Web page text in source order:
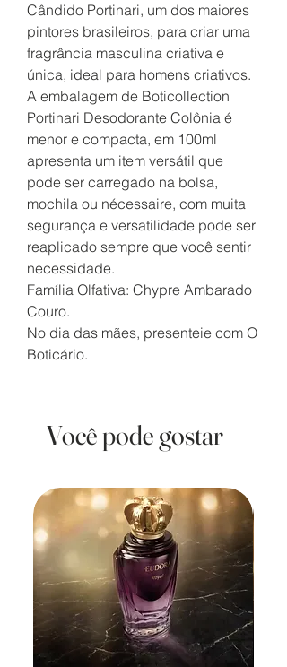
Cândido Portinari, um dos maiores
pintores brasileiros, para criar uma
fragrância masculina criativa e
única, ideal para homens criativos.
A embalagem de Boticollection
Portinari Desodorante Colônia é
menor e compacta, em 100ml
apresenta um item versátil que
pode ser carregado na bolsa,
mochila ou nécessaire, com muita
segurança e versatilidade pode ser
reaplicado sempre que você sentir
necessidade.
Família Olfativa: Chypre Ambarado
Couro.
No dia das mães, presenteie com O
Boticário.
Você pode gostar